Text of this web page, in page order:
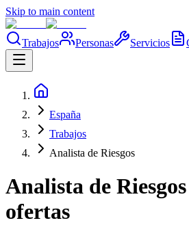
Skip to main content
Trabajos Personas Servicios
España
Trabajos
Analista de Riesgos
Analista de
ofertas